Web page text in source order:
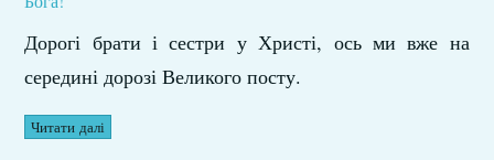
Дорогі брати і сестри у Христі, ось ми вже на
середині дорозі Великого посту.
Читати далі